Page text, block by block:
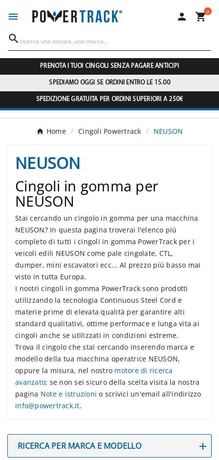
  0

PRENOTA I TUOI CINGOLI SENZA PAGARE ANTICIPI
SPEDIAMO OGGI SE ORDINI ENTRO LE 15.00
SPEDIZIONE GRATUITA PER ORDINI SUPERIORI A 250€
Home Cingoli Powertrack NEUSON
NEUSON
Cingoli in gomma per
NEUSON
Stai cercando un cingolo in gomma per una macchina
NEUSON? In questa pagina troverai l'elenco più
completo di tutti i cingoli in gomma PowerTrack per i
veicoli edili NEUSON come pale cingolate, CTL,
dumper, mini escavatori ecc... Al prezzo più basso mai
visto in tutta Europa.
I nostri cingoli in gomma PowerTrack sono prodotti
utilizzando la tecnologia Continuous Steel Cord e
materie prime di elevata qualità per garantire alti
standard qualitativi, ottime performace e lunga vita ai
cingoli anche se utilizzati in condizioni estreme.
Trova il cingolo che stai cercando inserendo marca e
modello della tua macchina operatrice NEUSON,
oppure la misura, nel nostro motore di ricerca
avanzato; se non sei sicuro della scelta visita la nostra
pagina Note e istruzioni o scrivici un'email all'indirizzo
info@powertrack.it.
RICERCA PER MARCA E MODELLO